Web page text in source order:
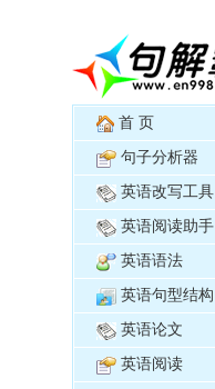
首 页
句子分析器
英语改写工具
英语阅读助手
英语语法
英语句型结构
英语论文
英语阅读